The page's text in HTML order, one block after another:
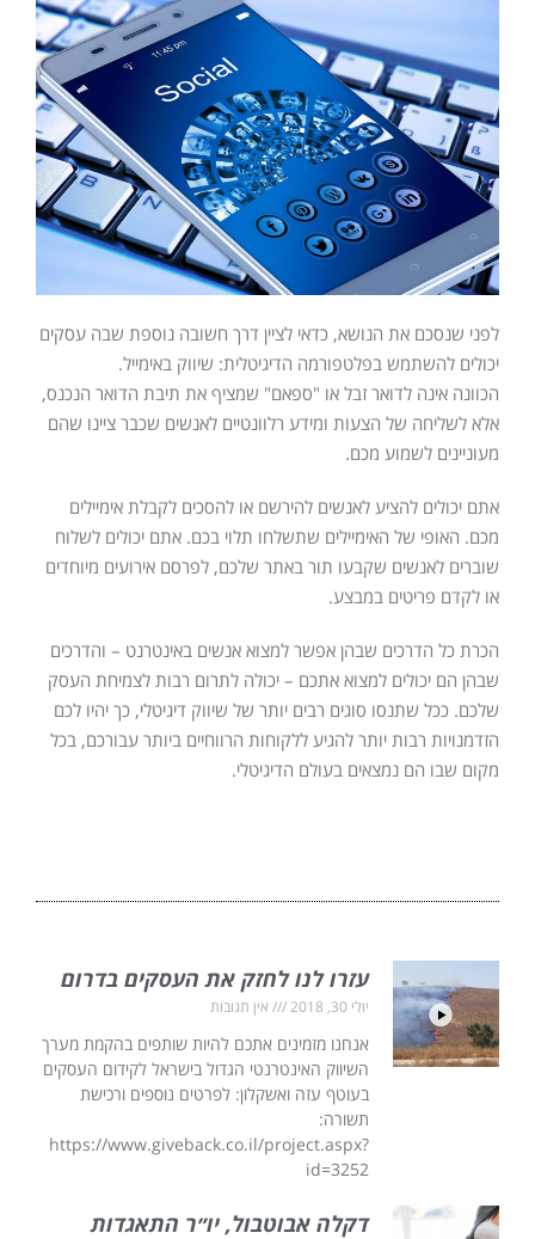
לפני שנסכם את הנושא, כדאי לציין דרך חשובה נוספת שבה עסקים
יכולים להשתמש בפלטפורמה הדיגיטלית: שיווק באימייל.
הכוונה אינה לדואר זבל או "ספאם" שמציף את תיבת הדואר הנכנס,
אלא לשליחה של הצעות ומידע רלוונטיים לאנשים שכבר ציינו שהם
מעוניינים לשמוע מכם.
אתם יכולים להציע לאנשים להירשם או להסכים לקבלת אימיילים
מכם. האופי של האימיילים שתשלחו תלוי בכם. אתם יכולים לשלוח
שוברים לאנשים שקבעו תור באתר שלכם, לפרסם אירועים מיוחדים
או לקדם פריטים במבצע.
הכרת כל הדרכים שבהן אפשר למצוא אנשים באינטרנט – והדרכים
שבהן הם יכולים למצוא אתכם – יכולה לתרום רבות לצמיחת העסק
שלכם. ככל שתנסו סוגים רבים יותר של שיווק דיגיטלי, כך יהיו לכם
הזדמנויות רבות יותר להגיע ללקוחות הרווחיים ביותר עבורכם, בכל
מקום שבו הם נמצאים בעולם הדיגיטלי.
עזרו לנו לחזק את העסקים בדרום
יולי 30, 2018 אין תגובות
אנחנו מזמינים אתכם להיות שותפים בהקמת מערך
השיווק האינטרנטי הגדול בישראל לקידום העסקים
בעוטף עזה ואשקלון: לפרטים נוספים ורכישת
תשורה:
https://www.giveback.co.il/project.aspx?
id=3252
דקלה אבוטבול, יו״ר התאגדות